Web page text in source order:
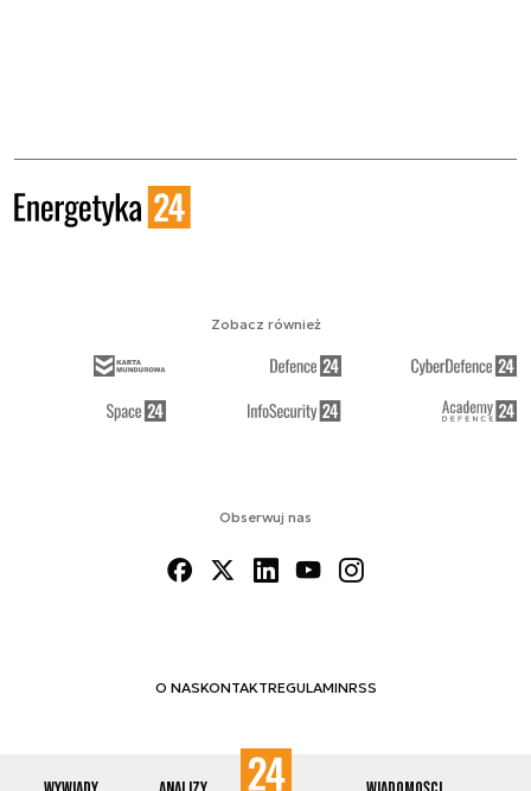
Obserwuj nas
O NASKONTAKTREGULAMINRSS
Zobacz również